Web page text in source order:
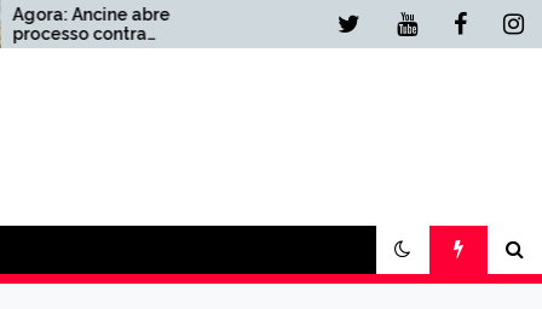
Urgente: PF deve chamar
Lulinha para depor
presencialmente